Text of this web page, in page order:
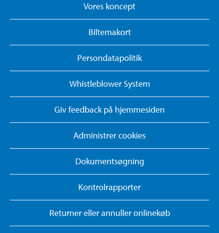
Vores koncept
Biltemakort
Persondatapolitik
Whistleblower System
Giv feedback på hjemmesiden
Administrer cookies
Dokumentsøgning
Kontrolrapporter
Returner eller annuller onlinekøb